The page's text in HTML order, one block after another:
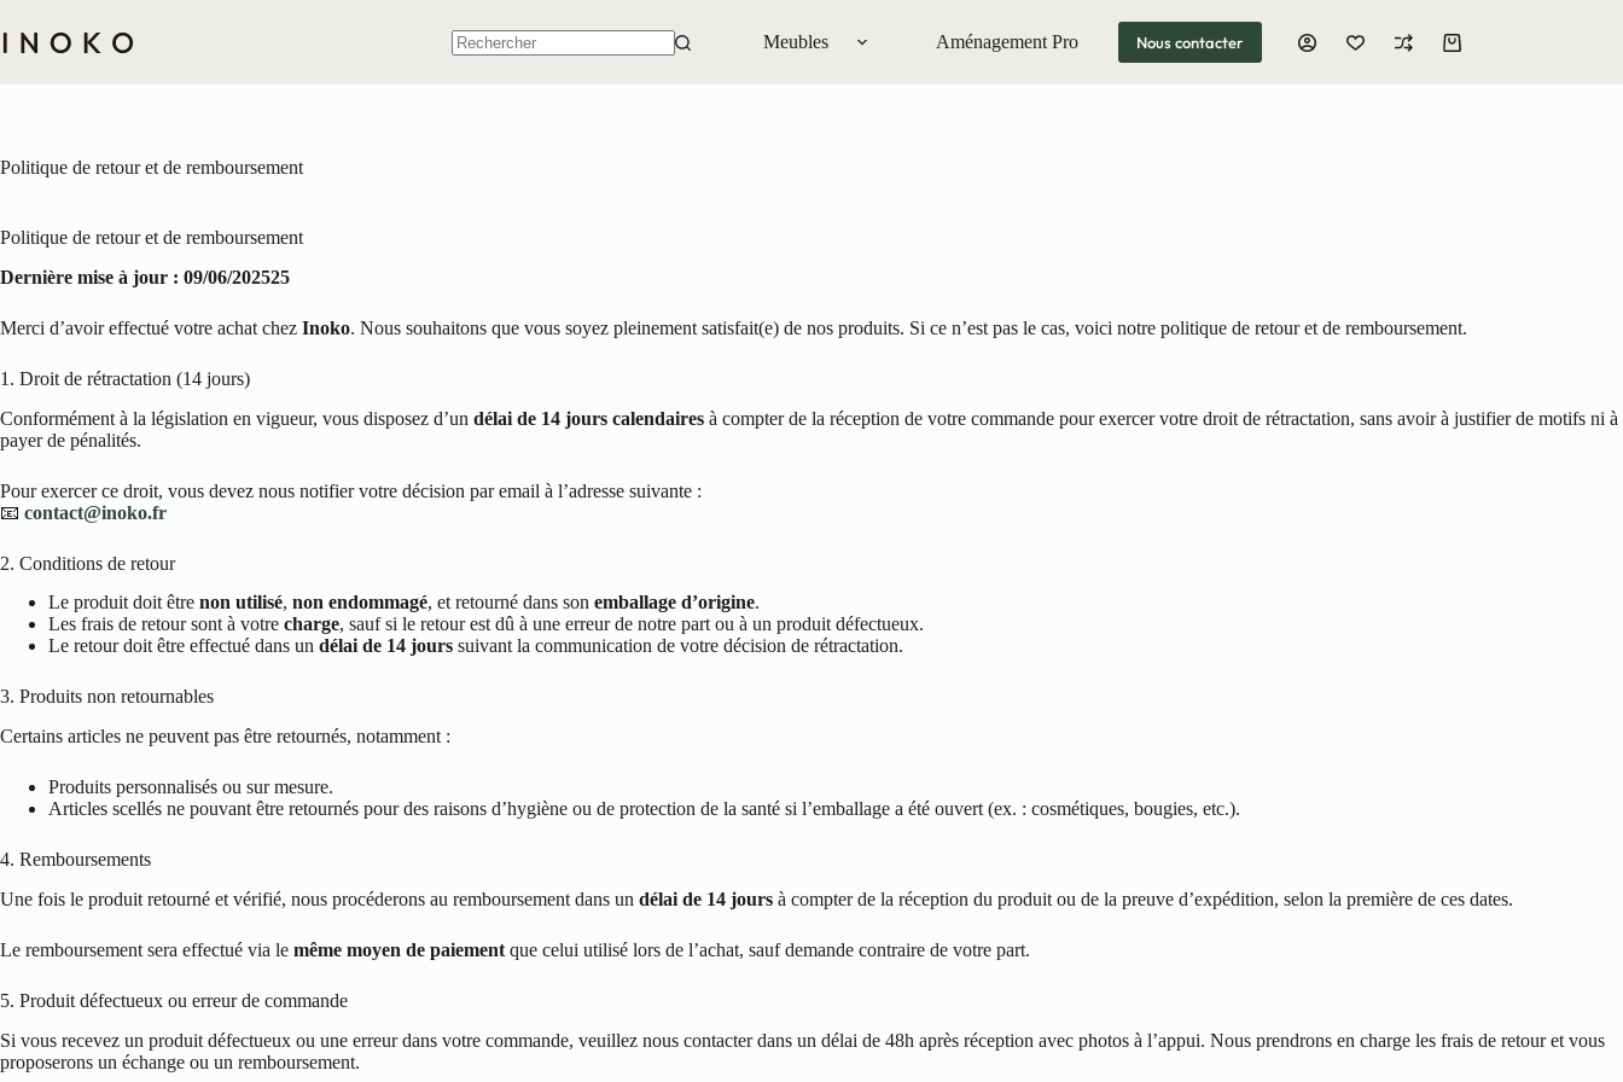
au
contenu
Meubles Aménagement Pro Nous contacter
Panier
Politique de retour et de remboursement
Politique de retour et de remboursement
Dernière mise à jour : 09/06/202525
Merci d’avoir effectué votre achat chez Inoko. Nous souhaitons que vous soyez pleinement satisfait(e) de nos produits. Si ce n’est pas le cas, voici notre politique de retour et de remboursement.
1. Droit de rétractation (14 jours)
Conformément à la législation en vigueur, vous disposez d’un délai de 14 jours calendaires à compter de la réception de votre commande pour exercer votre droit de rétractation, sans avoir à justifier de motifs ni à
payer de pénalités.
Pour exercer ce droit, vous devez nous notifier votre décision par email à l’adresse suivante :
📧 contact@inoko.fr
2. Conditions de retour
Le produit doit être non utilisé, non endommagé, et retourné dans son emballage d’origine.
Les frais de retour sont à votre charge, sauf si le retour est dû à une erreur de notre part ou à un produit défectueux.
Le retour doit être effectué dans un délai de 14 jours suivant la communication de votre décision de rétractation.
3. Produits non retournables
Certains articles ne peuvent pas être retournés, notamment :
Produits personnalisés ou sur mesure.
Articles scellés ne pouvant être retournés pour des raisons d’hygiène ou de protection de la santé si l’emballage a été ouvert (ex. : cosmétiques, bougies, etc.).
4. Remboursements
Une fois le produit retourné et vérifié, nous procéderons au remboursement dans un délai de 14 jours à compter de la réception du produit ou de la preuve d’expédition, selon la première de ces dates.
Le remboursement sera effectué via le même moyen de paiement que celui utilisé lors de l’achat, sauf demande contraire de votre part.
5. Produit défectueux ou erreur de commande
Si vous recevez un produit défectueux ou une erreur dans votre commande, veuillez nous contacter dans un délai de 48h après réception avec photos à l’appui. Nous prendrons en charge les frais de retour et vous
proposerons un échange ou un remboursement.